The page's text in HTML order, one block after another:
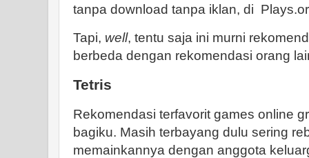
tanpa download tanpa iklan, di
Tapi, well, tentu saja ini murni
berbeda dengan rekomendasi orang
Tetris
Rekomendasi terfavorit games online
bagiku. Masih terbayang dulu sering
memainkannya dengan anggota